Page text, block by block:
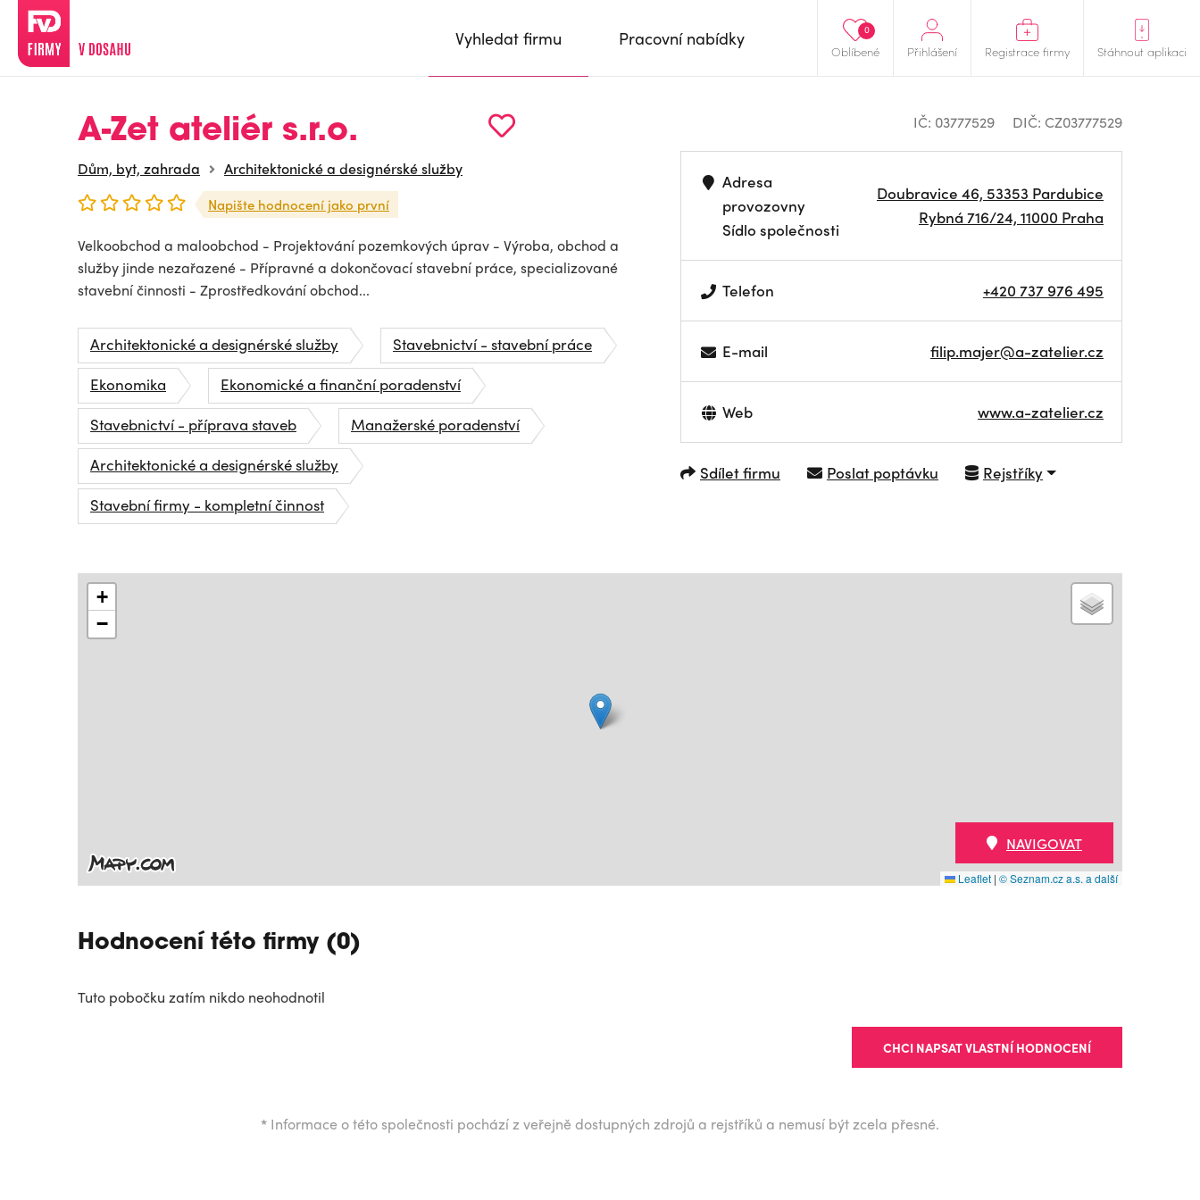
Oblíbené
0
Přihlášení Registrace firmy Stáhnout aplikaci
Vyhledat firmu Pracovní nabídky
A-Zet ateliér s.r.o.
Dům, byt, zahrada Architektonické a designérské služby
Napište hodnocení jako první
Velkoobchod a maloobchod - Projektování pozemkových úprav - Výroba, obchod a
služby jinde nezařazené - Přípravné a dokončovací stavební práce, specializované
stavební činnosti - Zprostředkování obchod...
Architektonické a designérské služby
Stavebnictví - stavební práce
Ekonomika
Ekonomické a finanční poradenství
Stavebnictví - příprava staveb
Manažerské poradenství
Architektonické a designérské služby
Stavební firmy - kompletní činnost
IČ: 03777529 DIČ: CZ03777529
Adresa
provozovny
Sídlo společnosti
Doubravice 46, 53353 Pardubice
Rybná 716/24, 11000 Praha
Telefon +420 737 976 495
E-mail filip.majer@a-zatelier.cz
Web www.a-zatelier.cz
Sdílet firmu Poslat poptávku Rejstříky
+
−
Leaflet | © Seznam.cz a.s. a další
NAVIGOVAT
Hodnocení této firmy (0)
Tuto pobočku zatím nikdo neohodnotil
CHCI NAPSAT VLASTNÍ HODNOCENÍ
* Informace o této společnosti pochází z veřejně dostupných zdrojů a rejstříků a nemusí být zcela přesné.